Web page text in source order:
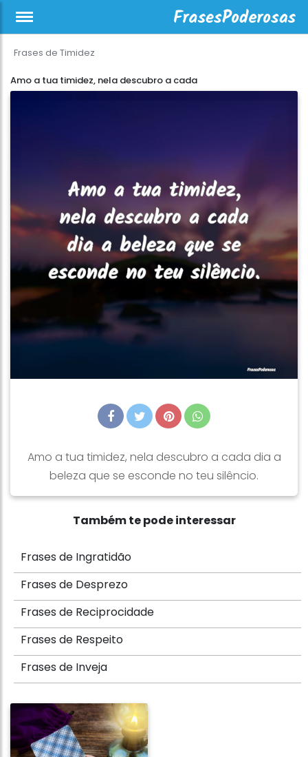
Frases de Timidez
Amo a tua timidez, nela descubro a cada
Amo a tua timidez, nela descubro a cada dia a
beleza que se esconde no teu silêncio.
Também te pode interessar
Frases de Ingratidão
Frases de Desprezo
Frases de Reciprocidade
Frases de Respeito
Frases de Inveja